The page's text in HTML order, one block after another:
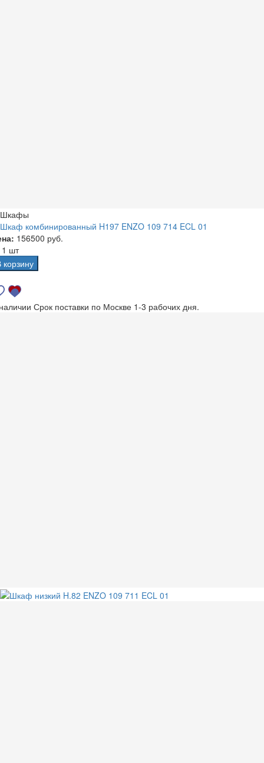
Шкафы
Шкаф комбинированный H197 ENZO 109 714 ECL 01
156500 руб.
1 шт
корзину
Срок поставки по Москве 1-3 рабочих дня.